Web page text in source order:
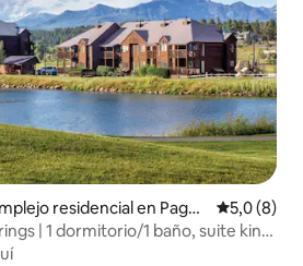
residencial en Pagos
5,0 (8)
| 1 dormitorio/1 baño, suite king